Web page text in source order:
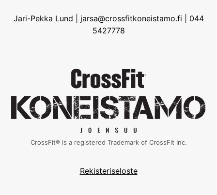
Jari-Pekka Lund | jarsa@crossfitkoneistamo.fi | 044
5427778
CrossFit® is a registered Trademark of CrossFit Inc.
Rekisteriseloste